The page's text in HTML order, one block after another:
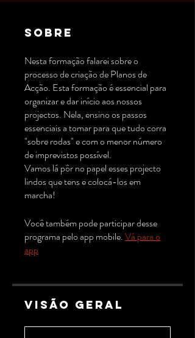
Sobre
Nesta formação falarei sobre o
processo de criação de Planos de
Acção. Esta formação é essencial para
organizar e dar início aos nossos
projectos. Nela, ensino os passos
essenciais a tomar para que tudo corra
"sobre rodas" e com o menor número
de imprevistos possível.
Vamos lá pôr no papel esses projecto
lindos que tens e colocá-los em
marcha!
Você também pode participar desse
programa pelo app mobile.Vá para o
app
Visão geral